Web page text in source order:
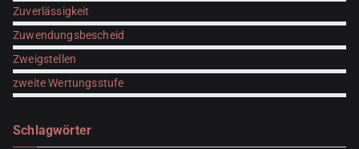
Zuverlässigkeit
Zuwendungsbescheid
Zweigstellen
zweite Wertungsstufe
Schlagwörter